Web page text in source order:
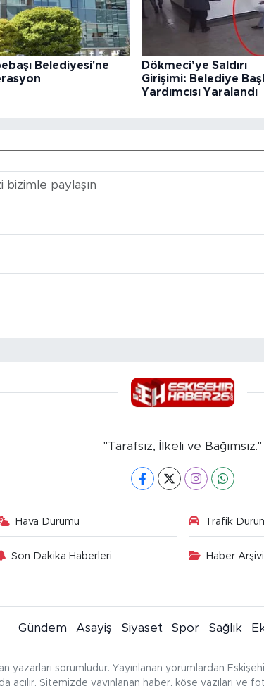
Belediyesi'ne
Dökmeci’ye Saldırı
Girişimi: Belediye
Yardımcısı Yaralandı
"Tarafsız, İlkeli ve Bağımsız."
Hava Durumu Trafik
Son Dakika Haberleri Haber Arşivi
Gündem Asayiş Siyaset Spor Sağlık
yazarları sorumludur. Yayınlanan yorumlardan
açılır. Sitemizde yayınlanan haber, köşe yazıları ve